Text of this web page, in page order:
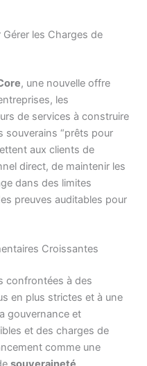
les Charges de
, une nouvelle offre
les
de services à construire
souverains “prêts pour
aux clients de
direct, de maintenir les
dans des limites
preuves auditables pour
Croissantes
confrontées à des
en plus strictes et à une
gouvernance et
et des charges de
comme une